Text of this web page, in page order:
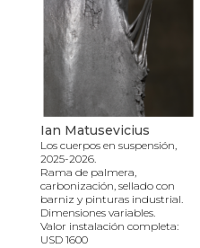
Ian Matusevicius
Los cuerpos en suspensión,
2025-2026.
Rama de palmera,
carbonización, sellado con
barniz y pinturas industrial.
Dimensiones variables.
Valor instalación completa:
USD 1600